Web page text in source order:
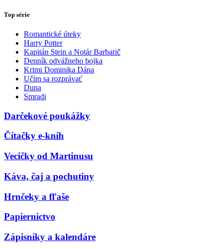
Top série
Romantické úteky
Harry Potter
Kapitán Stein a Notár Barbarič
Denník odvážneho bojka
Krimi Dominika Dána
Učím sa rozprávať
Duna
Smradi
Darčekové poukážky
Čítačky e-kníh
Vecičky od Martinusu
Káva, čaj a pochutiny
Hrnčeky a fľaše
Papiernictvo
Zápisníky a kalendáre